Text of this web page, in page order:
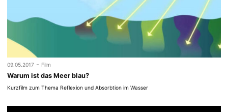
09.05.2017 - Film
Warum ist das Meer blau?
Kurzfilm zum Thema Reflexion und Absorbtion im Wasser